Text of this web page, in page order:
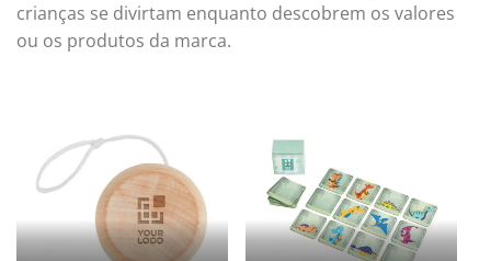
crianças se divirtam enquanto descobrem os valores
ou os produtos da marca.